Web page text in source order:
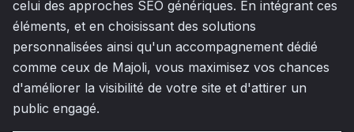
celui des approches SEO génériques. En intégrant ces
éléments, et en choisissant des solutions
personnalisées ainsi qu'un accompagnement dédié
comme ceux de Majoli, vous maximisez vos chances
d'améliorer la visibilité de votre site et d'attirer un
public engagé.